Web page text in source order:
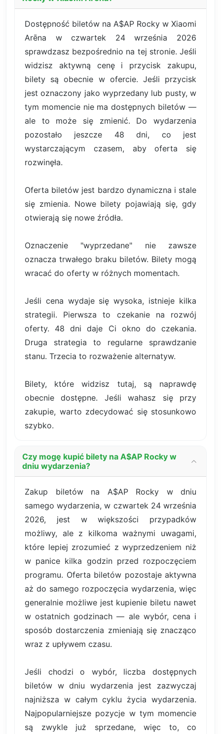
Dostępność biletów na A$AP Rocky w Xiaomi
Arēna w czwartek 24 września 2026
sprawdzasz bezpośrednio na tej stronie. Jeśli
widzisz aktywną cenę i przycisk zakupu,
bilety są obecnie w ofercie. Jeśli przycisk
jest oznaczony jako wyprzedany lub pusty, w
tym momencie nie ma dostępnych biletów —
ale to może się zmienić. Do wydarzenia
pozostało jeszcze 48 dni, co jest
wystarczającym czasem, aby oferta się
rozwinęła.
Oferta biletów jest bardzo dynamiczna i stale
się zmienia. Nowe bilety pojawiają się, gdy
otwierają się nowe źródła.
Oznaczenie "wyprzedane" nie zawsze
oznacza trwałego braku biletów. Bilety mogą
wracać do oferty w różnych momentach.
Jeśli cena wydaje się wysoka, istnieje kilka
strategii. Pierwsza to czekanie na rozwój
oferty. 48 dni daje Ci okno do czekania.
Druga strategia to regularne sprawdzanie
stanu. Trzecia to rozważenie alternatyw.
Bilety, które widzisz tutaj, są naprawdę
obecnie dostępne. Jeśli wahasz się przy
zakupie, warto zdecydować się stosunkowo
szybko.
Czy mogę kupić bilety na A$AP Rocky w
dniu wydarzenia?
Zakup biletów na A$AP Rocky w dniu
samego wydarzenia, w czwartek 24 września
2026, jest w większości przypadków
możliwy, ale z kilkoma ważnymi uwagami,
które lepiej zrozumieć z wyprzedzeniem niż
w panice kilka godzin przed rozpoczęciem
programu. Oferta biletów pozostaje aktywna
aż do samego rozpoczęcia wydarzenia, więc
generalnie możliwe jest kupienie biletu nawet
w ostatnich godzinach — ale wybór, cena i
sposób dostarczenia zmieniają się znacząco
wraz z upływem czasu.
Jeśli chodzi o wybór, liczba dostępnych
biletów w dniu wydarzenia jest zazwyczaj
najniższa w całym cyklu życia wydarzenia.
Najpopularniejsze pozycje w tym momencie
są zwykle już sprzedane, więc to, co